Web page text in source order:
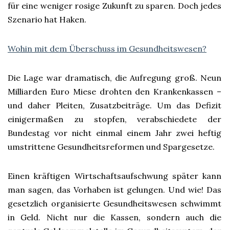
für eine weniger rosige Zukunft zu sparen. Doch jedes
Szenario hat Haken.
Wohin mit dem Überschuss im Gesundheitswesen?
Die Lage war dramatisch, die Aufregung groß. Neun
Milliarden Euro Miese drohten den Krankenkassen –
und daher Pleiten, Zusatzbeiträge. Um das Defizit
einigermaßen zu stopfen, verabschiedete der
Bundestag vor nicht einmal einem Jahr zwei heftig
umstrittene Gesundheitsreformen und Spargesetze.
Einen kräftigen Wirtschaftsaufschwung später kann
man sagen, das Vorhaben ist gelungen. Und wie! Das
gesetzlich organisierte Gesundheitswesen schwimmt
in Geld. Nicht nur die Kassen, sondern auch die